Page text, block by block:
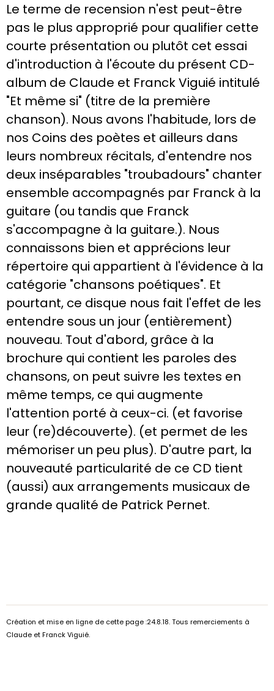
Le terme de recension n'est peut-être
pas le plus approprié pour qualifier cette
courte présentation ou plutôt cet essai
d'introduction à l'écoute du présent CD-
album de Claude et Franck Viguié intitulé
"Et même si" (titre de la première
chanson). Nous avons l'habitude, lors de
nos Coins des poètes et ailleurs dans
leurs nombreux récitals, d'entendre nos
deux inséparables "troubadours" chanter
ensemble accompagnés par Franck à la
guitare (ou tandis que Franck
s'accompagne à la guitare.). Nous
connaissons bien et apprécions leur
répertoire qui appartient à l'évidence à la
catégorie "chansons poétiques". Et
pourtant, ce disque nous fait l'effet de les
entendre sous un jour (entièrement)
nouveau. Tout d'abord, grâce à la
brochure qui contient les paroles des
chansons, on peut suivre les textes en
même temps, ce qui augmente
l'attention porté à ceux-ci. (et favorise
leur (re)découverte). (et permet de les
mémoriser un peu plus). D'autre part, la
nouveauté particularité de ce CD tient
(aussi) aux arrangements musicaux de
grande qualité de Patrick Pernet.
Création et mise en ligne de cette page :24.8.18. Tous remerciements à
Claude et Franck Viguié.